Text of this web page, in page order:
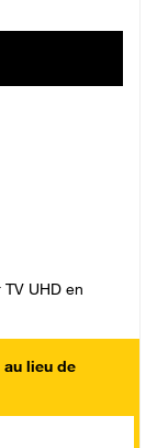
UHD en
au lieu de